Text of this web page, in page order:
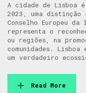
A cidade de Lisboa
2023, uma distinção
Conselho Europeu
representa o
ou regiões, na
comunidades.
um verdadeiro
Read More